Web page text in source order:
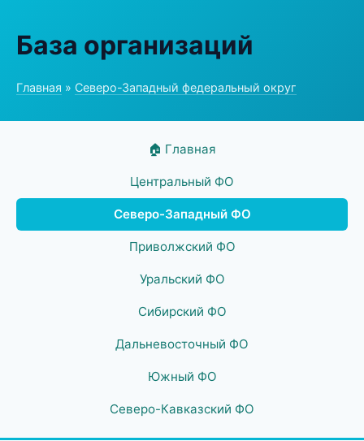
База организаций
Главная » Северо-Западный федеральный округ
🏠 Главная
Центральный ФО
Северо-Западный ФО
Приволжский ФО
Уральский ФО
Сибирский ФО
Дальневосточный ФО
Южный ФО
Северо-Кавказский ФО